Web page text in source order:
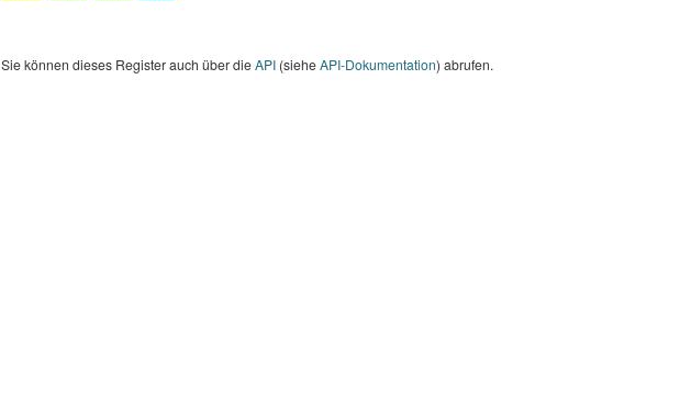
Sie können dieses Register auch über dieAPI(sieheAPI-Dokumentation) abrufen.